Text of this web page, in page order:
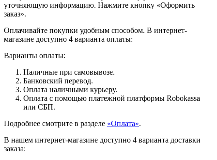
уточняющую информацию. Нажмите кнопку «Оформить
заказ».
Оплачивайте покупки удобным способом. В интернет-
магазине доступно 4 варианта оплаты:
Варианты оплаты:
Наличные при самовывозе.
Банковский перевод.
Оплата наличными курьеру.
Оплата с помощью платежной платформы Robokassa
или СБП.
Подробнее смотрите в разделе «Оплата».
В нашем интернет-магазине доступно 4 варианта доставки
заказа: